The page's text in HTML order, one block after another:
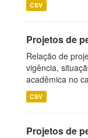
CSV
Projetos de
Relação de
vigência,
acadêmica no
CSV
Projetos de